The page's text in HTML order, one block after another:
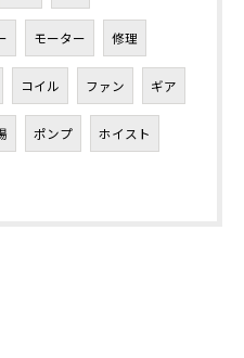
モーター 修理
コイル ファン ギア
ポンプ ホイスト